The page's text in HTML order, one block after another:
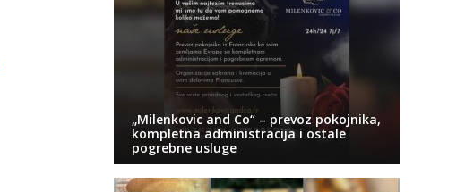
„Milenkovic and Co“ – prevoz pokojnika,
kompletna administracija i ostale
pogrebne usluge